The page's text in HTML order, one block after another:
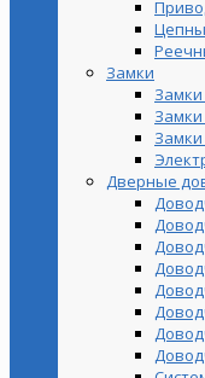
Замки
Дверные